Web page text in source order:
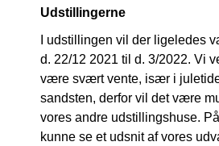
Udstillingerne
I udstillingen vil der ligeledes
d. 22/12 2021 til d. 3/2022. Vi
være svært vente, især i
sandsten, derfor vil det være
vores andre udstillingshuse.
kunne se et udsnit af vores